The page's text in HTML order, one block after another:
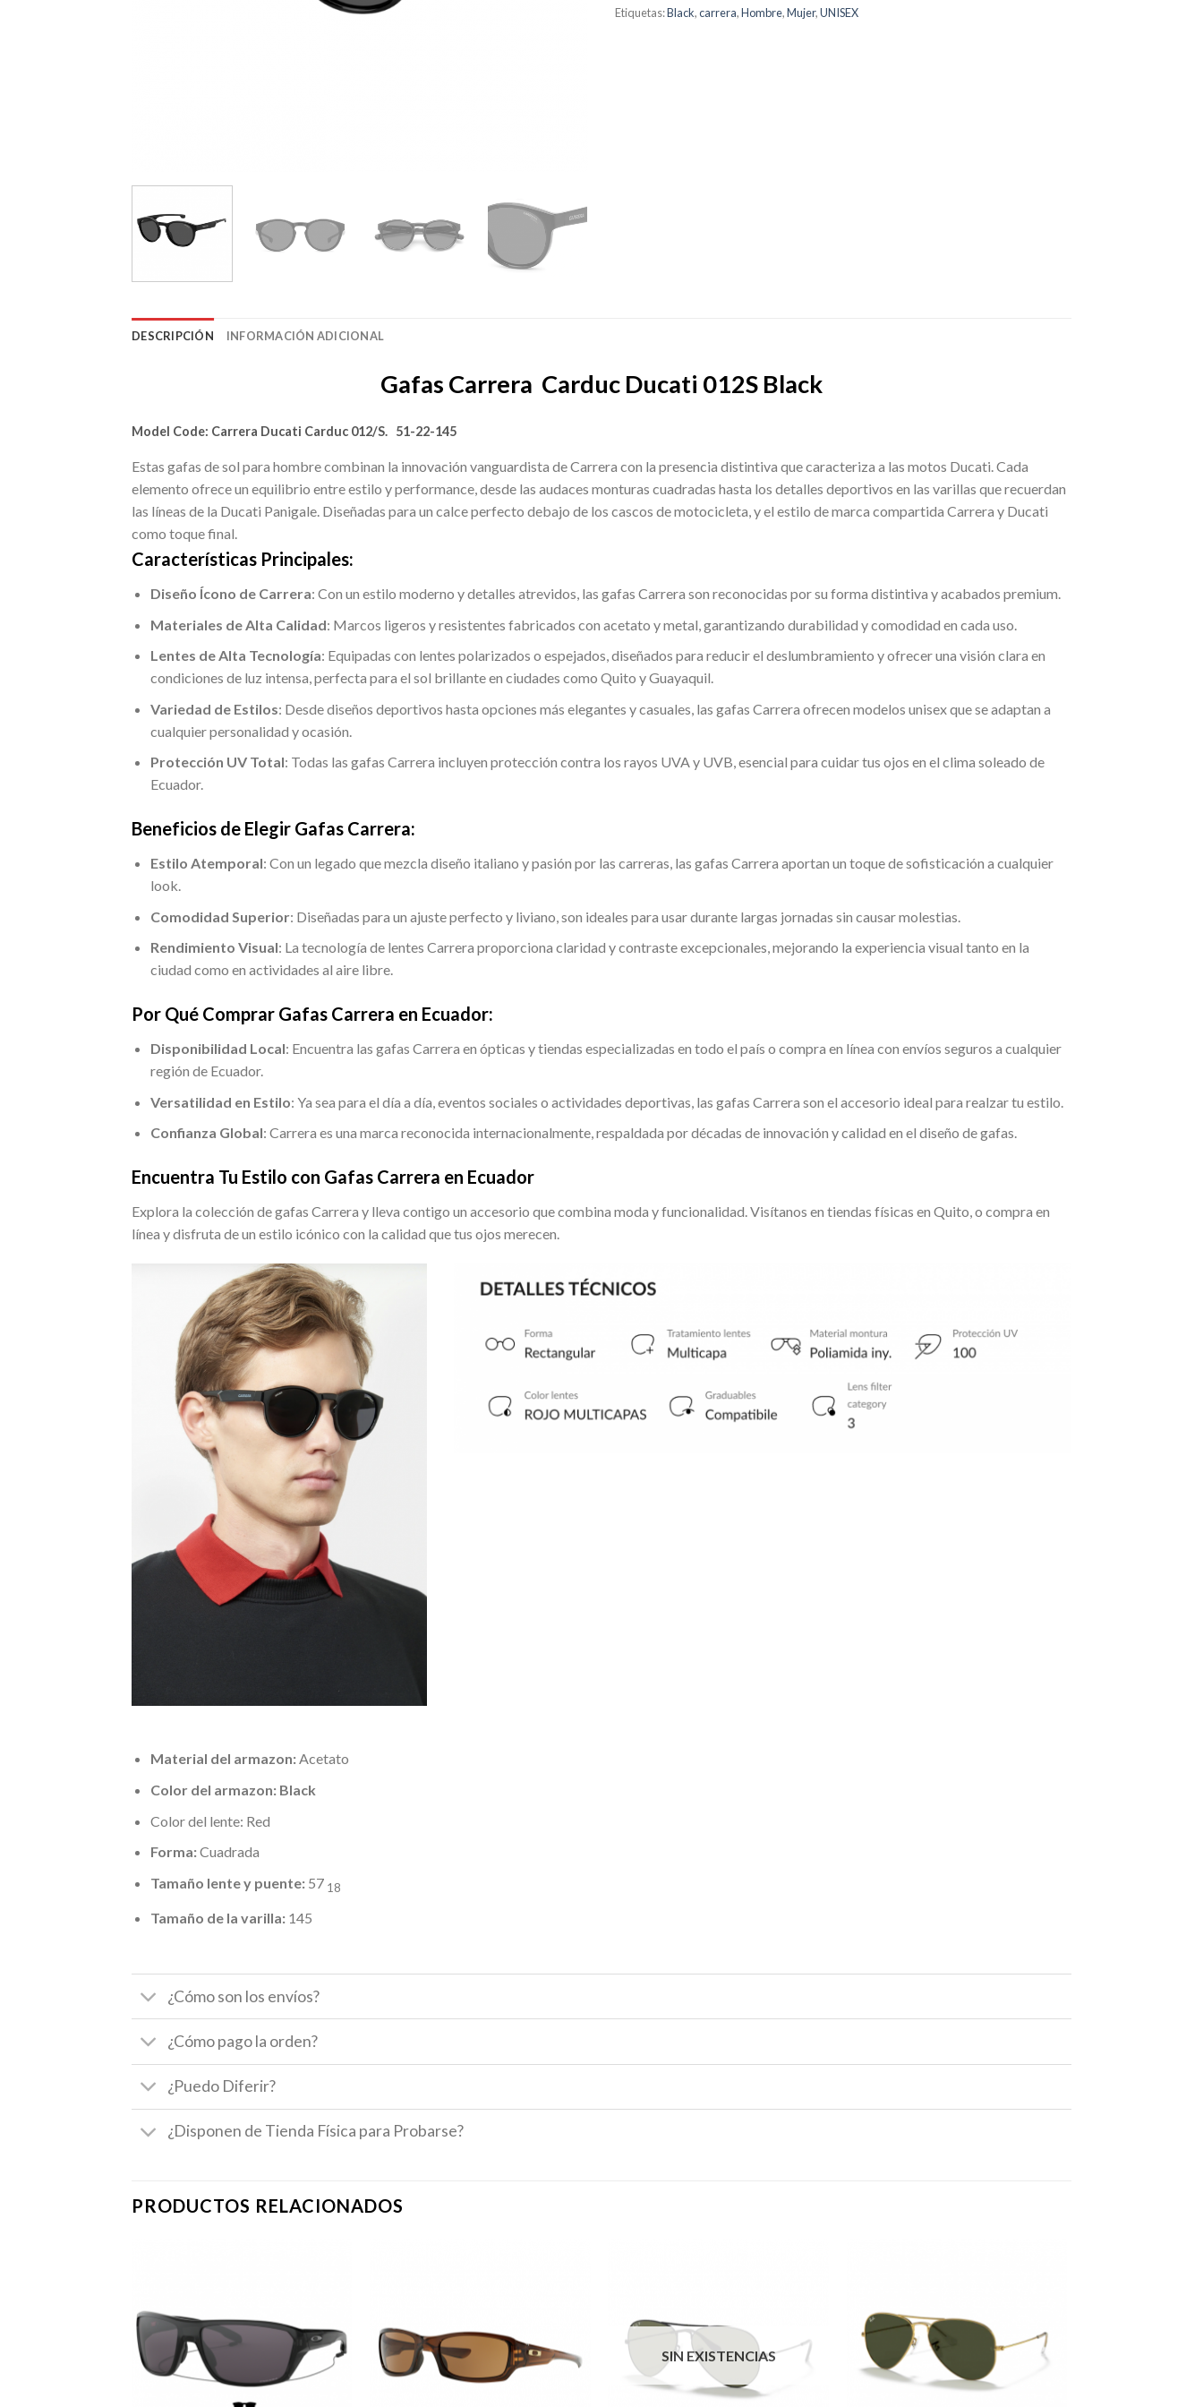
Etiquetas:Black,carrera,Hombre,Mujer,UNISEX
DESCRIPCIÓN INFORMACIÓN ADICIONAL
Gafas Carrera Carduc Ducati 012S Black
Model Code: Carrera Ducati Carduc 012/S. 51-22-145
Estas gafas de sol para hombre combinan la innovación vanguardista de Carrera con la presencia distintiva que caracteriza a las motos Ducati. Cada
elemento ofrece un equilibrio entre estilo y performance, desde las audaces monturas cuadradas hasta los detalles deportivos en las varillas que recuerdan
las líneas de la Ducati Panigale. Diseñadas para un calce perfecto debajo de los cascos de motocicleta, y el estilo de marca compartida Carrera y Ducati
como toque final.
Características Principales:
Diseño Ícono de Carrera: Con un estilo moderno y detalles atrevidos, las gafas Carrera son reconocidas por su forma distintiva y acabados premium.
Materiales de Alta Calidad: Marcos ligeros y resistentes fabricados con acetato y metal, garantizando durabilidad y comodidad en cada uso.
Lentes de Alta Tecnología: Equipadas con lentes polarizados o espejados, diseñados para reducir el deslumbramiento y ofrecer una visión clara en
condiciones de luz intensa, perfecta para el sol brillante en ciudades como Quito y Guayaquil.
Variedad de Estilos: Desde diseños deportivos hasta opciones más elegantes y casuales, las gafas Carrera ofrecen modelos unisex que se adaptan a
cualquier personalidad y ocasión.
Protección UV Total: Todas las gafas Carrera incluyen protección contra los rayos UVA y UVB, esencial para cuidar tus ojos en el clima soleado de
Ecuador.
Beneficios de Elegir Gafas Carrera:
Estilo Atemporal: Con un legado que mezcla diseño italiano y pasión por las carreras, las gafas Carrera aportan un toque de sofisticación a cualquier
look.
Comodidad Superior: Diseñadas para un ajuste perfecto y liviano, son ideales para usar durante largas jornadas sin causar molestias.
Rendimiento Visual: La tecnología de lentes Carrera proporciona claridad y contraste excepcionales, mejorando la experiencia visual tanto en la
ciudad como en actividades al aire libre.
Por Qué Comprar Gafas Carrera en Ecuador:
Disponibilidad Local: Encuentra las gafas Carrera en ópticas y tiendas especializadas en todo el país o compra en línea con envíos seguros a cualquier
región de Ecuador.
Versatilidad en Estilo: Ya sea para el día a día, eventos sociales o actividades deportivas, las gafas Carrera son el accesorio ideal para realzar tu estilo.
Confianza Global: Carrera es una marca reconocida internacionalmente, respaldada por décadas de innovación y calidad en el diseño de gafas.
Encuentra Tu Estilo con Gafas Carrera en Ecuador
Explora la colección de gafas Carrera y lleva contigo un accesorio que combina moda y funcionalidad. Visítanos en tiendas físicas en Quito, o compra en
línea y disfruta de un estilo icónico con la calidad que tus ojos merecen.
Material del armazon:Acetato
Color del armazon:Black
Color del lente: Red
Forma:Cuadrada
Tamaño lente y puente:57 18
Tamaño de la varilla: 145
¿Cómo son los envíos?
¿Cómo pago la orden?
¿Puedo Diferir?
¿Disponen de Tienda Física para Probarse?
PRODUCTOS RELACIONADOS
SIN EXISTENCIAS